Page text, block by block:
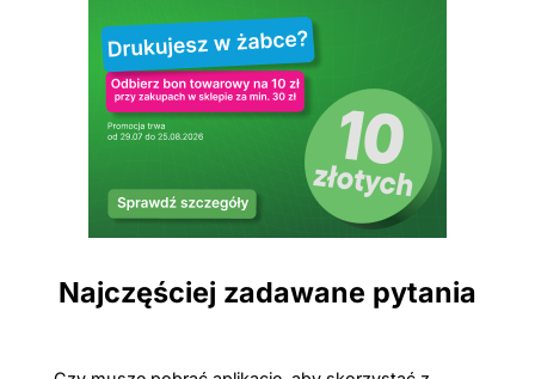
Najczęściej zadawane pytania